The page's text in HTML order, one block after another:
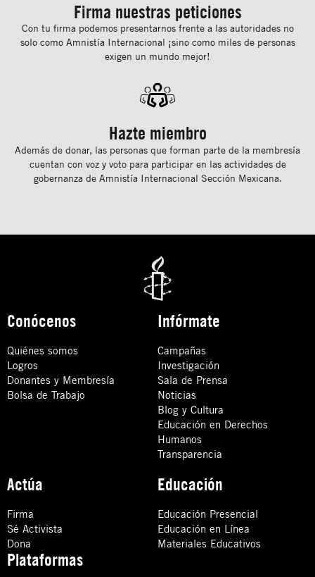
Firma nuestras peticiones
Con tu ﬁrma podemos presentarnos frente a las autoridades no
solo como Amnistía Internacional ¡sino como miles de personas
exigen un mundo mejor!
Hazte miembro
Además de donar, las personas que forman parte de la membresía
cuentan con voz y voto para participar en las actividades de
gobernanza de Amnistía Internacional Sección Mexicana.
Conócenos
Quiénes somos
Logros
Donantes y Membresía
Bolsa de Trabajo
Infórmate
Campañas
Investigación
Sala de Prensa
Noticias
Blog y Cultura
Educación en Derechos
Humanos
Transparencia
Actúa
Firma
Sé Activista
Dona
Educación
Educación Presencial
Educación en Línea
Materiales Educativos
Plataformas